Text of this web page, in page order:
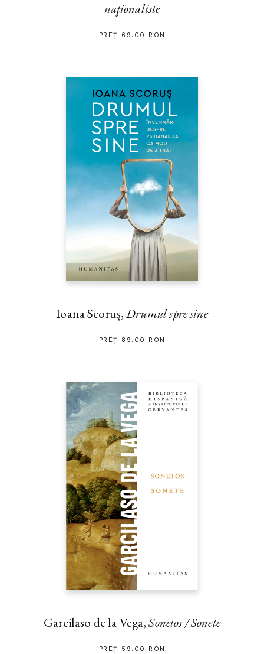
naţionaliste
PREȚ 69.00 RON
Ioana Scoruș,Drumul spre sine
PREȚ 89.00 RON
Garcilaso de la Vega,Sonetos / Sonete
PREȚ 59.00 RON